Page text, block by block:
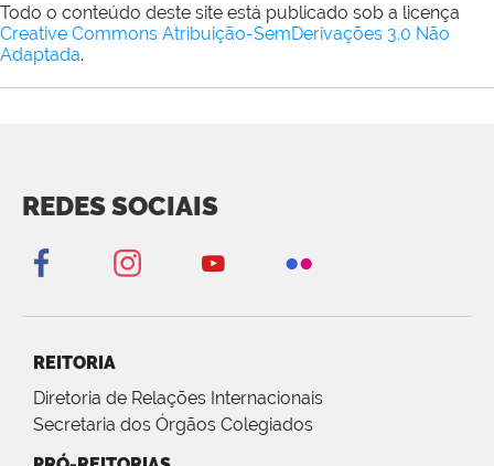
Todo o conteúdo deste site está publicado sob a licença
Creative Commons Atribuição-SemDerivações 3.0 Não
Adaptada.
REDES SOCIAIS
REITORIA
Diretoria de Relações Internacionais
Secretaria dos Órgãos Colegiados